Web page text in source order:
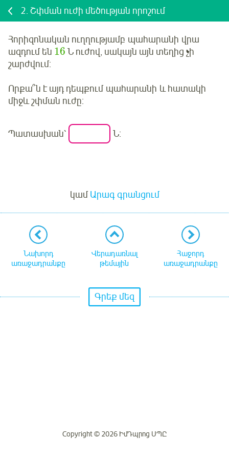
2. Շփման ուժի մեծության որոշում
Հորիզոնական ուղղությամբ պահարանի վրա
ազդում են 16 Ն ուժով, սակայն այն տեղից չի
շարժվում:
Որքա՞ն է այդ դեպքում պահարանի և հատակի
միջև շփման ուժը:
Պատասխան՝ Ն:
կամԱրագ գրանցում
Նախորդ
առաջադրանքը
Վերադառնալ
թեմային
Հաջորդ
առաջադրանքը
Գրեք մեզ
Copyright © 2026 ԻմԴպրոց ՍՊԸ